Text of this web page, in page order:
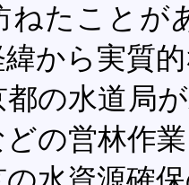
ねたことが
から実質
の水道局
の営林作